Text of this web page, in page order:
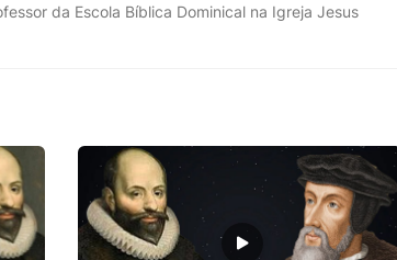
da Escola Bíblica Dominical na Igreja Jesus